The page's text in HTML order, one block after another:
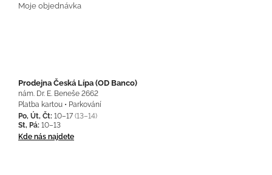
Moje objednávka
Prodejna Česká Lípa (OD Banco)
nám. Dr. E. Beneše 2662
Platba kartou • Parkování
Po, Út, Čt: 10–17 (13–14)
St, Pá: 10–13
Kde nás najdete